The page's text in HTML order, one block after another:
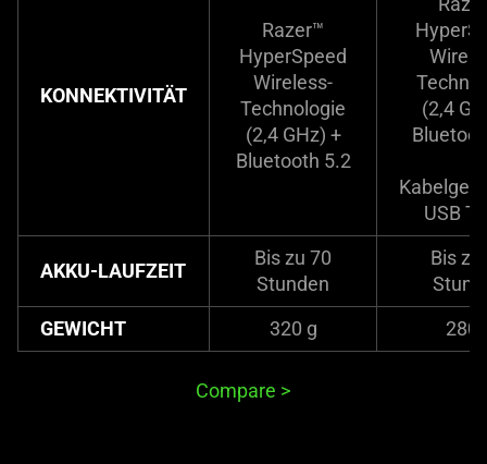
KONNEKTIVITÄT
Razer™
HyperSpeed
Wireless-
Technologie
(2,4 GHz) +
Bluetooth 5.2
(2,4
USB
AKKU-LAUFZEIT
Bis zu 70
Stunden
Bis zu
GEWICHT
320 g 280
Compare >